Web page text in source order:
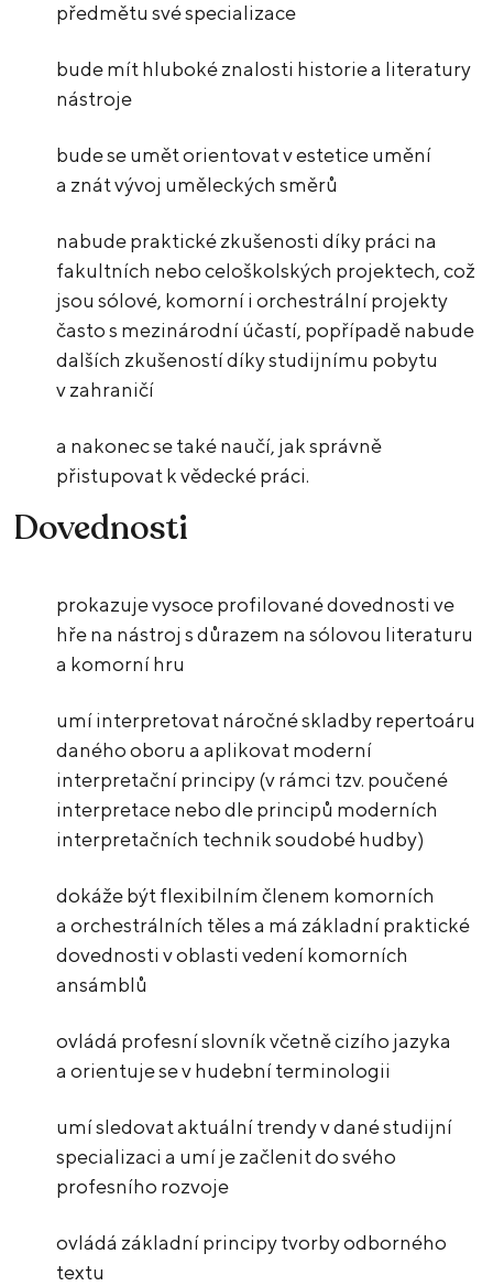
předmětu své specializace
bude mít hluboké znalosti historie a literatury
nástroje
bude se umět orientovat v estetice umění
a znát vývoj uměleckých směrů
nabude praktické zkušenosti díky práci na
fakultních nebo celoškolských projektech, což
jsou sólové, komorní i orchestrální projekty
často s mezinárodní účastí, popřípadě nabude
dalších zkušeností díky studijnímu pobytu
v zahraničí
a nakonec se také naučí, jak správně
přistupovat k vědecké práci.
Dovednosti
prokazuje vysoce profilované dovednosti ve
hře na nástroj s důrazem na sólovou literaturu
a komorní hru
umí interpretovat náročné skladby repertoáru
daného oboru a aplikovat moderní
interpretační principy (v rámci tzv. poučené
interpretace nebo dle principů moderních
interpretačních technik soudobé hudby)
dokáže být flexibilním členem komorních
a orchestrálních těles a má základní praktické
dovednosti v oblasti vedení komorních
ansámblů
ovládá profesní slovník včetně cizího jazyka
a orientuje se v hudební terminologii
umí sledovat aktuální trendy v dané studijní
specializaci a umí je začlenit do svého
profesního rozvoje
ovládá základní principy tvorby odborného
textu